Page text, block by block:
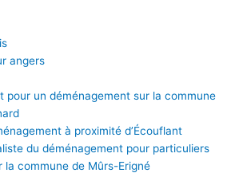
angers
pour un déménagement sur la commune
à proximité d’Écouflant
du déménagement pour particuliers
la commune de Mûrs-Erigné